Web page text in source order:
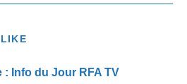
: Info du Jour RFA TV